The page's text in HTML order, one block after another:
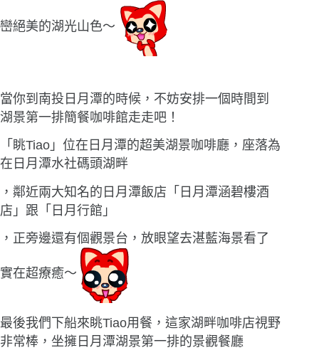
巒絕美的湖光山色〜
當你到南投日月潭的時候，不妨安排一個時間到
湖景第一排簡餐咖啡館走走吧！
「眺Tiao」位在日月潭的超美湖景咖啡廳，座落為
在日月潭水社碼頭湖畔
，鄰近兩大知名的日月潭飯店「日月潭涵碧樓酒
店」跟「日月行館」
，正旁邊還有個觀景台，放眼望去湛藍海景看了
實在超療癒〜
最後我們下船來眺Tiao用餐，這家湖畔咖啡店視野
非常棒，坐擁日月潭湖景第一排的景觀餐廳